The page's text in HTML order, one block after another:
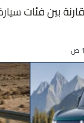
بين فئات